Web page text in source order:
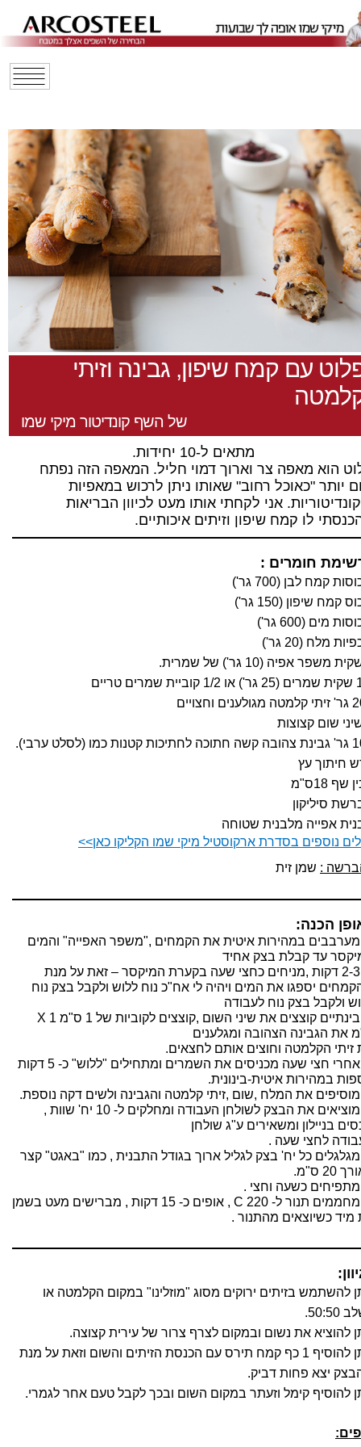
עם קמח שיפון, גבינה וזיתי
של השף קונדיטור מיקי שמו
מתאים ל-10 יחידות.
הוא מאפה צר וארוך דמוי חליל. המאפה הזה נפתח
יותר "כאוכל רחוב" שאותו ניתן לרכוש במאפיות
. אני לקחתי אותו מעט לכיוון הבריאות
לו קמח שיפון וזיתים איכותיים.
חומרים :
קמח לבן (700 גר')
קמח שיפון (150 גר')
מים (600 גר')
מלח (20 גר')
משפר אפיה (10 גר') של שמרית.
שקית שמרים (25 גר') או 1/2 קוביית שמרים טריים
גר' זיתי קלמטה מגולענים וחצויים
שום קצוצות
גר' גבינת צהובה קשה חתוכה לחתיכות קטנות כמו (לסלט ערבי).
חיתוך עץ
שף 18ס"מ
סיליקון
אפייה מלבנית שטוחה
נוספים בסדרת ארקוסטיל מיקי שמו הקליקו כאן>>
: שמן זית
הכנה:
מערבבים במהירות איטית את הקמחים ,"משפר האפייה" והמים
עד קבלת בצק אחיד
דקות מניחים כחצי שעה בקערת המיקסר – זאת על מנת
יספגו את המים ויהיה לי אח"כ נוח ללוש ולקבל בצק נוח
ולקבל בצק נוח לעבודה
בינתיים קוצצים את שיני השום קוצצים לקוביות של 1 ס"מ X 1
מ את הגבינה הצהובה ומגלענים
זיתי הקלמטה וחוצים אותם לחצאים
אחרי חצי שעה מכניסים את השמרים ומתחילים "ללוש" כ- 5
דקות
במהירות איטית-בינונית
מוסיפים את המלח שום זיתי קלמטה והגבינה ולשים דקה נוספת
מוציאים את הבצק לשולחן העבודה ומחלקים ל- 10 יח' שוות
בניילון ומשאירים ע"ג שולחן
לחצי שעה
מגלגלים כל יח' בצק לגליל ארוך בגודל התבנית כמו "באגט" קצר
20 ס"מ
מתפיחים כשעה וחצי
מחממים תנור ל- 220 C , אופים כ- 15 דקות
מברישים מעט בשמן
מיד כשיוצאים מהתנור
להשתמש בזיתים ירוקים מסוג "מוזלינו" במקום הקלמטה או
50:50.
להוציא את נשום ובמקום לצרף צרור של עירית קצוצה.
להוסיף 1 כף קמח תירס עם הכנסת הזיתים והשום וזאת על מנת
יצא פחות דביק.
להוסיף קימל וזעתר במקום השום ובכך לקבל טעם אחר לגמרי.
: